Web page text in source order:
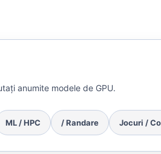
anumite modele de GPU.
ML / HPC / Randare Jocuri /